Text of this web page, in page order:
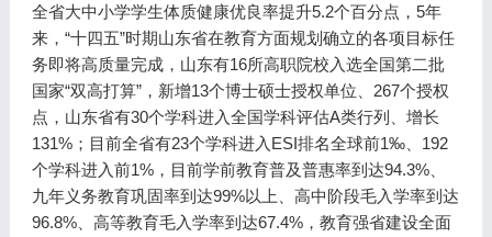
全省大中小学学生体质健康优良率提升5.2个百分点，5年
来，“十四五”时期山东省在教育方面规划确立的各项目标任
务即将高质量完成，山东有16所高职院校入选全国第二批
国家“双高打算”，新增13个博士硕士授权单位、267个授权
点，山东省有30个学科进入全国学科评估A类行列、增长
131%；目前全省有23个学科进入ESI排名全球前1‰、192
个学科进入前1%，目前学前教育普及普惠率到达94.3%、
九年义务教育巩固率到达99%以上、高中阶段毛入学率到达
96.8%、高等教育毛入学率到达67.4%，教育强省建设全面